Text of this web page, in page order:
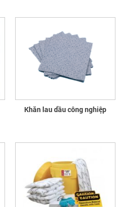
Khăn lau dầu công nghiệp